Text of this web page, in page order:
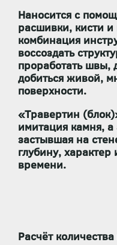
Наносится с
расшивки, кисти и
комбинация
воссоздать
проработать швы,
добиться живой,
поверхности.
«Травертин
имитация камня, а
застывшая на
глубину,
времени.
Расчёт